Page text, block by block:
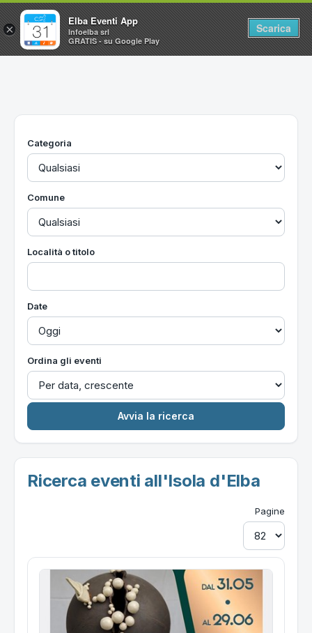
Home
Utilità
Categoria
Comune
Località o titolo
Date
Ordina gli eventi
Ricerca eventi all'Isola d'Elba
Pagine
×
Elba Eventi App
Infoelba srl
GRATIS - su Google Play
Scarica